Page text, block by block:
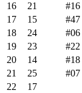
16
21 #16
17
15 #47
18
24 #06
19
23 #22
20
14 #18
21
25 #07
22
17